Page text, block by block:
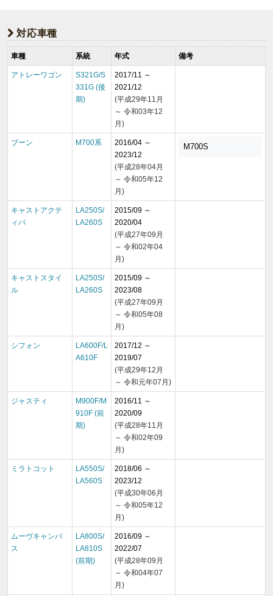
対応車種
車種 系統 年式 備考
アトレーワゴン
S321G/S
331G (後
期)
2017/11 ～
2021/12
(平成29年11月
～ 令和03年12
月)
ブーン M700系
2016/04 ～
2023/12
(平成28年04月
～ 令和05年12
月)
M700S
キャストアクテ
ィバ
LA250S/
LA260S
2015/09 ～
2020/04
(平成27年09月
～ 令和02年04
月)
キャストスタイ
ル
LA250S/
LA260S
2015/09 ～
2023/08
(平成27年09月
～ 令和05年08
月)
シフォン
LA600F/L
A610F
2017/12 ～
2019/07
(平成29年12月
～ 令和元年07月)
ジャスティ
M900F/M
910F (前
期)
2016/11 ～
2020/09
(平成28年11月
～ 令和02年09
月)
ミラトコット
LA550S/
LA560S
2018/06 ～
2023/12
(平成30年06月
～ 令和05年12
月)
ムーヴキャンバ
ス
LA800S/
LA810S
(前期)
2016/09 ～
2022/07
(平成28年09月
～ 令和04年07
月)